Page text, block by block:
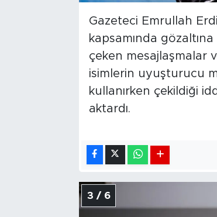
Gazeteci Emrullah
kapsamında
çeken mesajlaşmalar
isimlerin uyuşturucu
kullanırken çekildiği
aktardı.
3 / 6